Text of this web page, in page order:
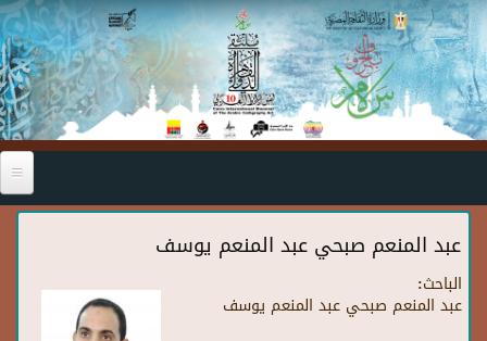
Skip to main content
عبد المنعم صبحي عبد المنعم يوسف
الباحث:
عبد المنعم صبحي عبد المنعم يوسف